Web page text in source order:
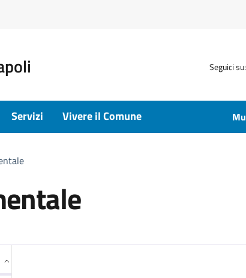
Seguici su:
Servizi Vivere il Comune